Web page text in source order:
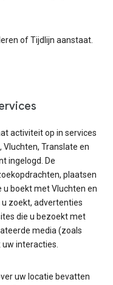
of Tijdlijn aanstaat.
activiteit op in services
Vluchten, Translate en
ingelogd. De
plaatsen
u boekt met Vluchten en
zoekt, advertenties
die u bezoekt met
media (zoals
interacties.
uw locatie bevatten